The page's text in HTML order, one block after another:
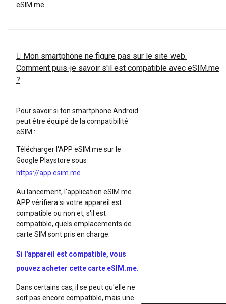
eSIM.me.
Mon smartphone ne figure pas sur le site web.
Comment puis-je savoir s'il est compatible avec eSIM.me
?
Pour savoir si ton smartphone Android
peut être équipé de la compatibilité
eSIM :
Télécharger l'APP eSIM.me sur le
Google Playstore sous
https://app.esim.me
Au lancement, l'application eSIM.me
APP vérifiera si votre appareil est
compatible ou non et, s'il est
compatible, quels emplacements de
carte SIM sont pris en charge.
Si l'appareil est compatible, vous
pouvez acheter cette carte eSIM.me.
Dans certains cas, il se peut qu'elle ne
soit pas encore compatible, mais une